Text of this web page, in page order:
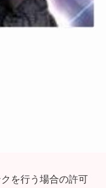
を行う場合の許可